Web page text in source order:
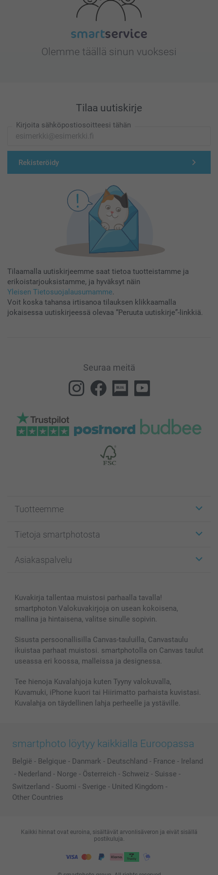
Olemme täällä sinun vuoksesi
Tilaa uutiskirje
Kirjoita sähköpostiosoitteesi tähän
Rekisteröidy
Tilaamalla uutiskirjeemme saat tietoa tuotteistamme ja
erikoistarjouksistamme, ja hyväksyt näin
Yleisen Tietosuojalausumamme.
Voit koska tahansa irtisanoa tilauksen klikkaamalla
jokaisessa uutiskirjeessä olevaa “Peruuta uutiskirje”-linkkiä.
Seuraa meitä
Tuotteemme
Kuvakortit
Kuvakirjat
Kännykkä & Tabletti
MyNameBook
Valokuvakehykset & Lisätarvikkeet
Lahjakortti
Kaikki kuvatuotteet
Tietoja smartphotosta
Affiliate ohjelma
Sivukartta
Ehdot/takuut
Asiakaspalvelu
smartbonus
Hinnat & maksutavat
Kuvakirja tallentaa muistosi parhaalla tavalla!
smartphoton Valokuvakirjoja on usean kokoisena,
mallina ja hintaisena, valitse sinulle sopivin.
Sisusta persoonallisilla Canvas-tauluilla, Canvastaulu
ikuistaa parhaat muistosi. smartphotolla on Canvas taulut
useassa eri koossa, malleissa ja designessa.
Tee hienoja Kuvalahjoja kuten Tyyny valokuvalla,
Kuvamuki, iPhone kuori tai Hiirimatto parhaista kuvistasi.
Kuvalahja on täydellinen lahja perheelle ja ystäville.
smartphoto löytyy kaikkialla Euroopassa
België - Belgique - Danmark - Deutschland - France - Ireland
- Nederland - Norge - Österreich - Schweiz - Suisse -
Switzerland - Suomi - Sverige - United Kingdom -
Other Countries
Kaikki hinnat ovat euroina, sisältävät arvonlisäveron ja eivät sisällä
postikuluja.